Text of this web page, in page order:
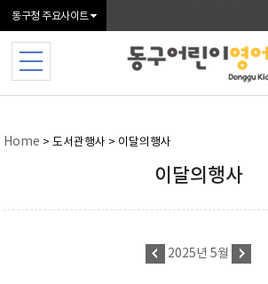
동구청 주요사이트
Home > 도서관행사 > 이달의행사
이달의행사
2025년 5월